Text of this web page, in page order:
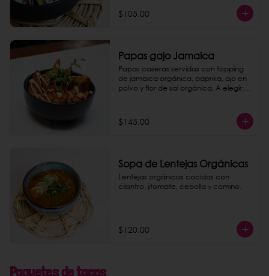
$105.00
Papas gajo Jamaica
Papas caseras servidas con topping
de jamaica orgánica, paprika, ajo en
polvo y flor de sal orgánica. A elegir:
$145.00
Sopa de Lentejas Orgánicas
Lentejas orgánicas cocidas con
cilantro, jitomate, cebolla y comino.
$120.00
Paquetes de tacos